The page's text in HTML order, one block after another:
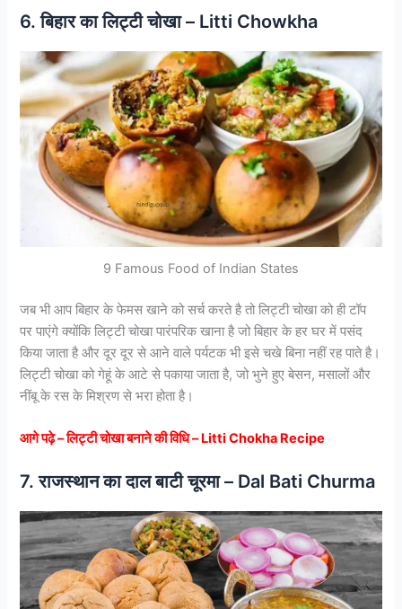
6. बिहार का लिट्टी चोखा – Litti Chowkha
9 Famous Food of Indian States
जब भी आप बिहार के फेमस खाने को सर्च करते है तो लिट्टी चोखा को ही टॉप
पर पाएंगे क्योंकि लिट्टी चोखा पारंपरिक खाना है जो बिहार के हर घर में पसंद
किया जाता है और दूर दूर से आने वाले पर्यटक भी इसे चखे बिना नहीं रह पाते है।
लिट्टी चोखा को गेहूं के आटे से पकाया जाता है, जो भुने हुए बेसन, मसालों और
नींबू के रस के मिश्रण से भरा होता है।
आगे पढ़े – लिट्टी चोखा बनाने की विधि – Litti Chokha Recipe
7. राजस्थान का दाल बाटी चूरमा – Dal Bati Churma